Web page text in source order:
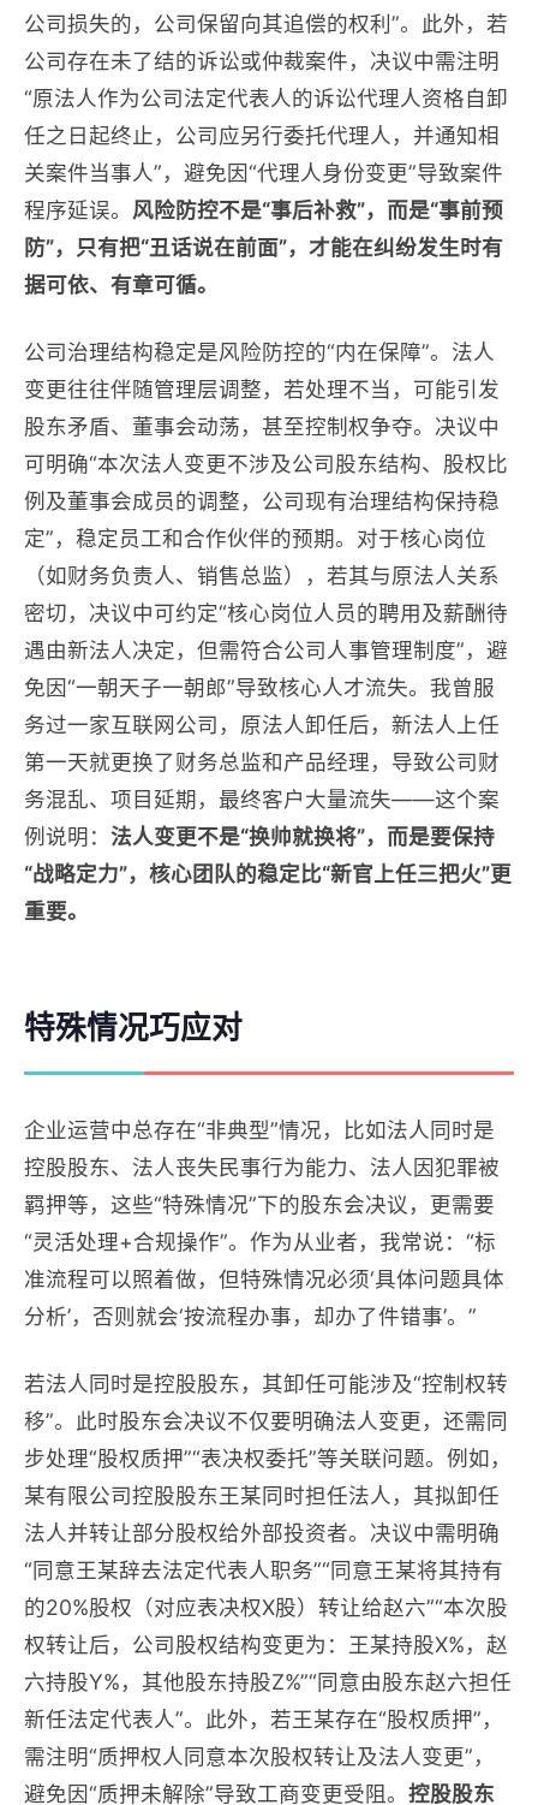
公司损失的，公司保留向其追偿的权利”。此外，若
公司存在未了结的诉讼或仲裁案件，决议中需注明
“原法人作为公司法定代表人的诉讼代理人资格自卸
任之日起终止，公司应另行委托代理人，并通知相
关案件当事人”，避免因“代理人身份变更”导致案件
程序延误。 风险防控不是“事后补救”，而是“事前预
防”，只有把“丑话说在前面”，才能在纠纷发生时有
据可依、有章可循。
公司治理结构稳定是风险防控的“内在保障”。法人
变更往往伴随管理层调整，若处理不当，可能引发
股东矛盾、董事会动荡，甚至控制权争夺。决议中
可明确“本次法人变更不涉及公司股东结构、股权比
例及董事会成员的调整，公司现有治理结构保持稳
定”，稳定员工和合作伙伴的预期。对于核心岗位
（如财务负责人、销售总监），若其与原法人关系
密切，决议中可约定“核心岗位人员的聘用及薪酬待
遇由新法人决定，但需符合公司人事管理制度”，避
免因“一朝天子一朝郎”导致核心人才流失。我曾服
务过一家互联网公司，原法人卸任后，新法人上任
第一天就更换了财务总监和产品经理，导致公司财
务混乱、项目延期，最终客户大量流失——这个案
例说明： 法人变更不是“换帅就换将”，而是要保持
“战略定力”，核心团队的稳定比“新官上任三把火”更
重要。
特殊情况巧应对
企业运营中总存在“非典型”情况，比如法人同时是
控股股东、法人丧失民事行为能力、法人因犯罪被
羁押等，这些“特殊情况”下的股东会决议，更需要
“灵活处理+合规操作”。作为从业者，我常说：“标
准流程可以照着做，但特殊情况必须‘具体问题具体
分析’，否则就会‘按流程办事，却办了件错事’。”
若法人同时是控股股东，其卸任可能涉及“控制权转
移”。此时股东会决议不仅要明确法人变更，还需同
步处理“股权质押”“表决权委托”等关联问题。例如，
某有限公司控股股东王某同时担任法人，其拟卸任
法人并转让部分股权给外部投资者。决议中需明确
“同意王某辞去法定代表人职务”“同意王某将其持有
的20%股权（对应表决权X股）转让给赵六”“本次股
权转让后，公司股权结构变更为：王某持股X%，赵
六持股Y%，其他股东持股Z%”“同意由股东赵六担任
新任法定代表人”。此外，若王某存在“股权质押”，
需注明“质押权人同意本次股权转让及法人变更”，
避免因“质押未解除”导致工商变更受阻。 控股股东